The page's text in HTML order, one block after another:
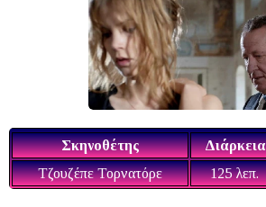
Σκηνοθέτης Διάρκεια
Τζουζέπε Τορνατόρε
125 λεπ.